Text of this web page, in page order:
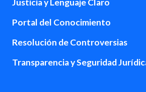
Justicia y Lenguaje Claro
Portal del Conocimiento
Resolución de Controversias
Transparencia y Seguridad